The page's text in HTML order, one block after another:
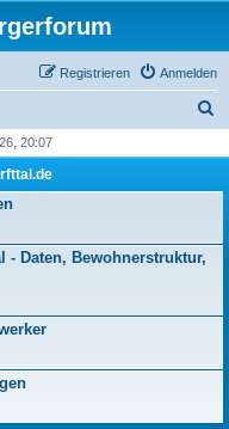
Anmelden
Registrieren
h
20:07
Daten, Bewohnerstruktur,